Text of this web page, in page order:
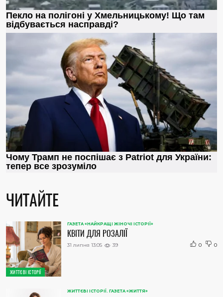
ЧИТАЙТЕ
ЖИТТЄВІ ІСТОРІЇ
ГАЗЕТА «НАЙКРАЩІ ЖІНОЧІ ІСТОРІЇ»
КВІТИ ДЛЯ РОЗАЛІЇ
31 липня 13:05 39 0 0
ЖИТТЄВІ ІСТОРІЇ. ГАЗЕТА «ЖИТТЯ»